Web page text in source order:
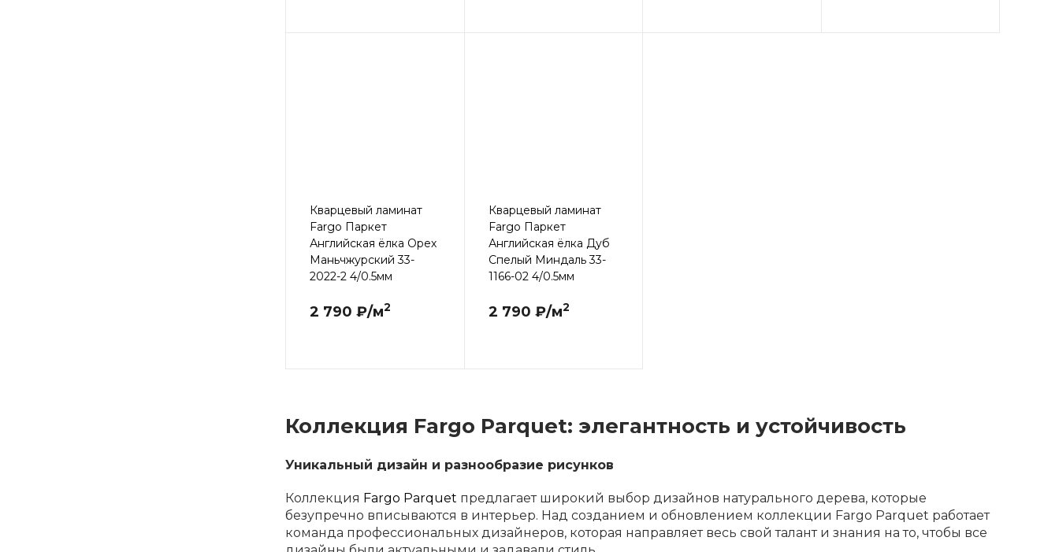
Кварцевый ламинат
Fargo Паркет
Английская ёлка Орех
Маньчжурский 33-
2022-2 4/0.5мм
2 790 ₽/м2
Кварцевый ламинат
Fargo Паркет
Английская ёлка Дуб
Спелый Миндаль 33-
1166-02 4/0.5мм
2 790 ₽/м2
Коллекция Fargo Parquet: элегантность и устойчивость
Уникальный дизайн и разнообразие рисунков
Коллекция Fargo Parquet предлагает широкий выбор дизайнов натурального дерева, которые
безупречно вписываются в интерьер. Над созданием и обновлением коллекции Fargo Parquet работает
команда профессиональных дизайнеров, которая направляет весь свой талант и знания на то, чтобы все